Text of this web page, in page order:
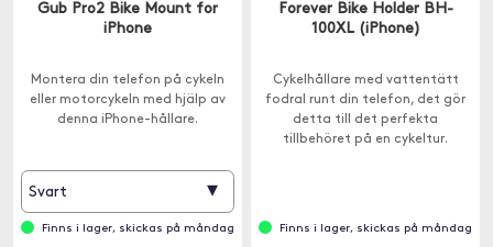
Gub Pro2 Bike Mount for
iPhone
Montera din telefon på cykeln
eller motorcykeln med hjälp av
denna iPhone-hållare.
Svart ▾
Finns i lager, skickas på måndag
Forever Bike Holder BH-
100XL (iPhone)
Cykelhållare med vattentätt
fodral runt din telefon, det gör
detta till det perfekta
tillbehöret på en cykeltur.
Finns i lager, skickas på måndag